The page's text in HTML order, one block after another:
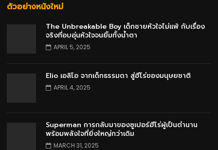
ตัวอย่างหนังใหม่
The Unbreakable Boy เด็กชายหัวใจไม่แพ้ กับเรื่อง
จริงที่อบอุ่นหัวใจจนยิ้มทั้งน้ำตา
APRIL 5, 2025
Elio เอลิโอ จากเด็กธรรมดา สู่ฮีโร่ของมนุษยชาติ
APRIL 4, 2025
Superman การกลับมาของซูเปอร์ฮีโร่ผู้เป็นตำนาน
พร้อมพลังใจที่ยิ่งใหญ่กว่าเดิม
MARCH 31, 2025